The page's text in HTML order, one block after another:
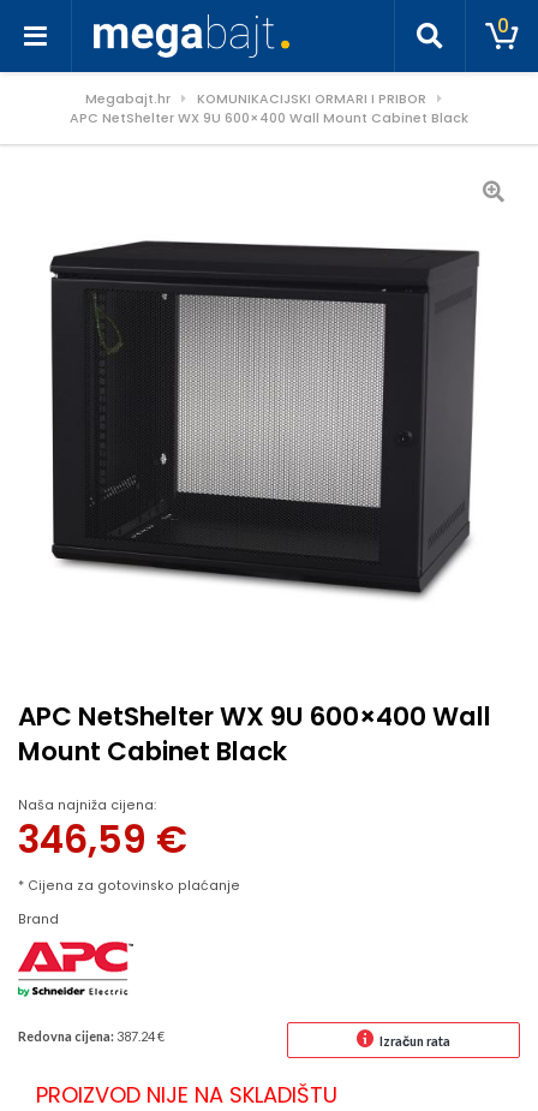
0
Megabajt.hr
KOMUNIKACIJSKI ORMARI I PRIBOR
APC NetShelter WX 9U 600×400 Wall Mount Cabinet Black
APC NetShelter WX 9U 600×400 Wall
Mount Cabinet Black
Naša najniža cijena:
346,59 €
* Cijena za gotovinsko plaćanje
Brand
Redovna cijena: 387.24 € Izračun rata
PROIZVOD NIJE NA SKLADIŠTU